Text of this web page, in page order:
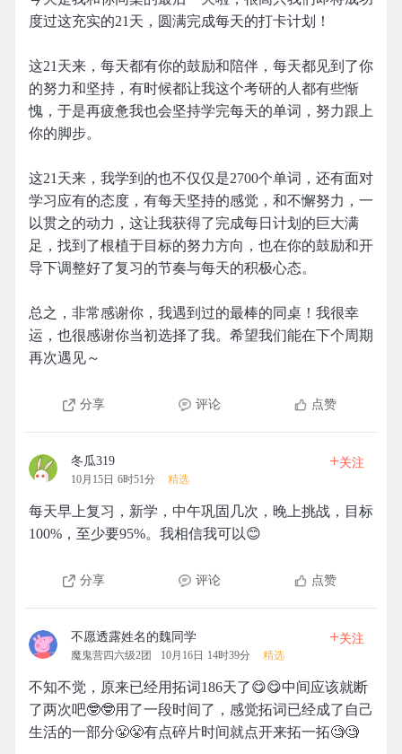
度过这充实的21天，圆满完成每天的打卡计划！
这21天来，每天都有你的鼓励和陪伴，每天都见到了你
的努力和坚持，有时候都让我这个考研的人都有些惭
愧，于是再疲惫我也会坚持学完每天的单词，努力跟上
你的脚步。
这21天来，我学到的也不仅仅是2700个单词，还有面对
学习应有的态度，有每天坚持的感觉，和不懈努力，一
以贯之的动力，这让我获得了完成每日计划的巨大满
足，找到了根植于目标的努力方向，也在你的鼓励和开
导下调整好了复习的节奏与每天的积极心态。
总之，非常感谢你，我遇到过的最棒的同桌！我很幸
运，也很感谢你当初选择了我。希望我们能在下个周期
再次遇见～
分享 评论 点赞
冬瓜319
10月15日 6时51分 精选
+关注
每天早上复习，新学，中午巩固几次，晚上挑战，目标
100%，至少要95%。我相信我可以😊
分享 评论 点赞
不愿透露姓名的魏同学
魔鬼营四六级2团 10月16日 14时39分 精选
+关注
不知不觉，原来已经用拓词186天了😋😋中间应该就断
了两次吧🤓🤓用了一段时间了，感觉拓词已经成了自己
生活的一部分😤😤有点碎片时间就点开来拓一拓🧐🧐